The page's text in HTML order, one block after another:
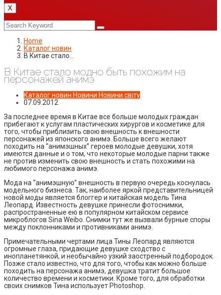
X
Home
Каталог новин
В Китае стало…
В Китае стало модно быть похожим на
персонажей анимэ
Каталог новин Новини Новини світу
07.09.2012
За последнее время в Китае все больше молодых граждан
прибегают к услугам пластических хирургов и косметике для
того, чтобы приблизить свою внешность к внешности
персонажей из японского анимэ. Больше всего желают
походить на “анимэшных” героев молодые девушки, хотя
имеются данные и о том, что некоторые молодые парни также
не против изменить свою внешность и стать похожими на
любимого персонажа анимэ.
Мода на “анимэшную” внешность в первую очередь коснулась
модельного бизнеса. Так, наиболее яркой представительницей
новой моды является блоггер и китайская модель Тина
Леопард. Известность девушке принесли фотоснимки,
распространенные ею в популярном китайском сервисе
микроблогов Sina Weibo. Снимки тут же вызвали бурные споры
между поклонниками и противниками анимэ.
Примечательными чертами лица Тины Леопард являются
огромные глаза, придающие девушке сходство с
инопланетянкой, и необычайно узкий заостренный подбородок.
Позже стало известно, что для того, чтобы как можно больше
походить на персонажа анимэ, девушка тратит большое
количество времени и косметики. Кроме того, для обработки
своих снимков Тина использует Photoshop.